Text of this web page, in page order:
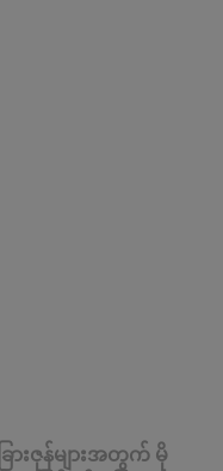
ားဇုန်များအတွက် မို